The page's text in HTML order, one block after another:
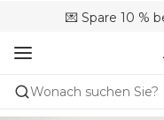
💌 Spare 10 %
🚚 Kostenloser
📦
Wonach suchen Sie?